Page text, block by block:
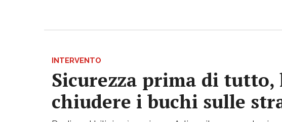
INTERVENTO
Sicurezza prima di
chiudere i buchi sulle